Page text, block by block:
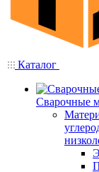
Каталог
Сварочные